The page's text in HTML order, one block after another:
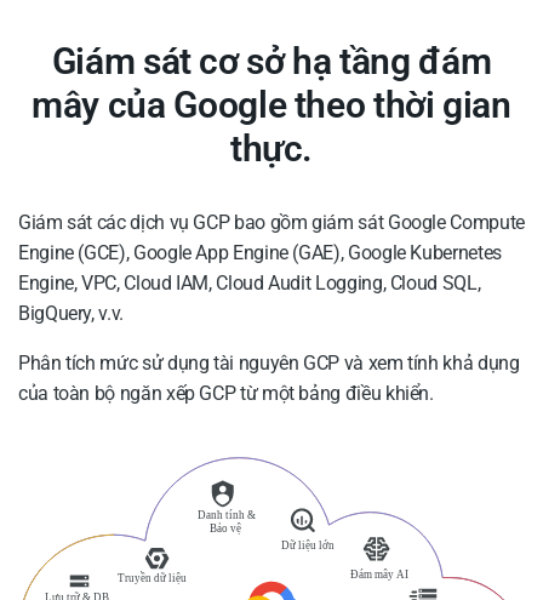
Giám sát cơ sở hạ tầng đám
mây của Google theo thời gian
thực.
Giám sát các dịch vụ GCP bao gồm giám sát Google Compute
Engine (GCE), Google App Engine (GAE), Google Kubernetes
Engine, VPC, Cloud IAM, Cloud Audit Logging, Cloud SQL,
BigQuery, v.v.
Phân tích mức sử dụng tài nguyên GCP và xem tính khả dụng
của toàn bộ ngăn xếp GCP từ một bảng điều khiển.